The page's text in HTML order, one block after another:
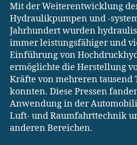
Mit der Weiterentwicklung
Hydraulikpumpen und -
Jahrhundert wurden
immer leistungsfähiger und
Einführung von
ermöglichte die Herstellung
Kräfte von mehreren tausend
konnten. Diese Pressen
Anwendung in der
Luft- und Raumfahrttechnik
anderen Bereichen.